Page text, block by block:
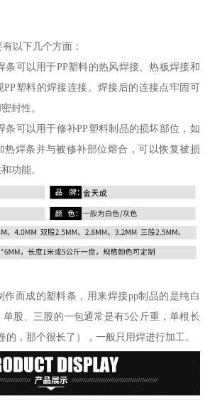
以下几个方面：
条可以用于PP塑料的热风焊接、热板焊接和
塑料的焊接连接。焊接后的连接点牢固可
封性。
条可以用于修补PP塑料制品的损坏部位，如
热焊条并与被修补部位熔合，可以恢复被损
功能。
作而成的塑料条，用来焊接pp制品的是纯白
股、三股的一包通常是有5公斤重，单根长
的，那个很长了），一般只用焊进行加工。